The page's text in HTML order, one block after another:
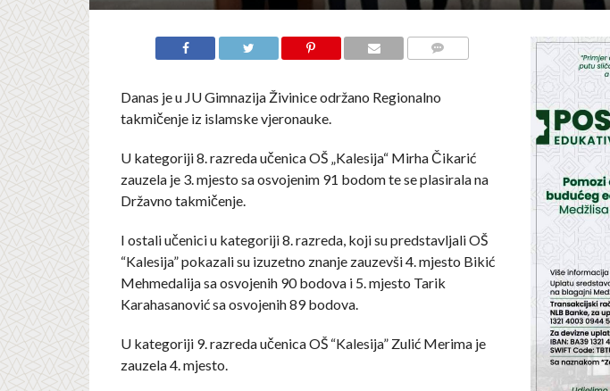
Danas je u JU Gimnazija Živinice održano Regionalno
takmičenje iz islamske vjeronauke.
U kategoriji 8. razreda učenica OŠ „Kalesija“ Mirha Čikarić
zauzela je 3. mjesto sa osvojenim 91 bodom te se plasirala na
Državno takmičenje.
I ostali učenici u kategoriji 8. razreda, koji su predstavljali OŠ
“Kalesija” pokazali su izuzetno znanje zauzevši 4. mjesto Bikić
Mehmedalija sa osvojenih 90 bodova i 5. mjesto Tarik
Karahasanović sa osvojenih 89 bodova.
U kategoriji 9. razreda učenica OŠ “Kalesija” Zulić Merima je
zauzela 4. mjesto.